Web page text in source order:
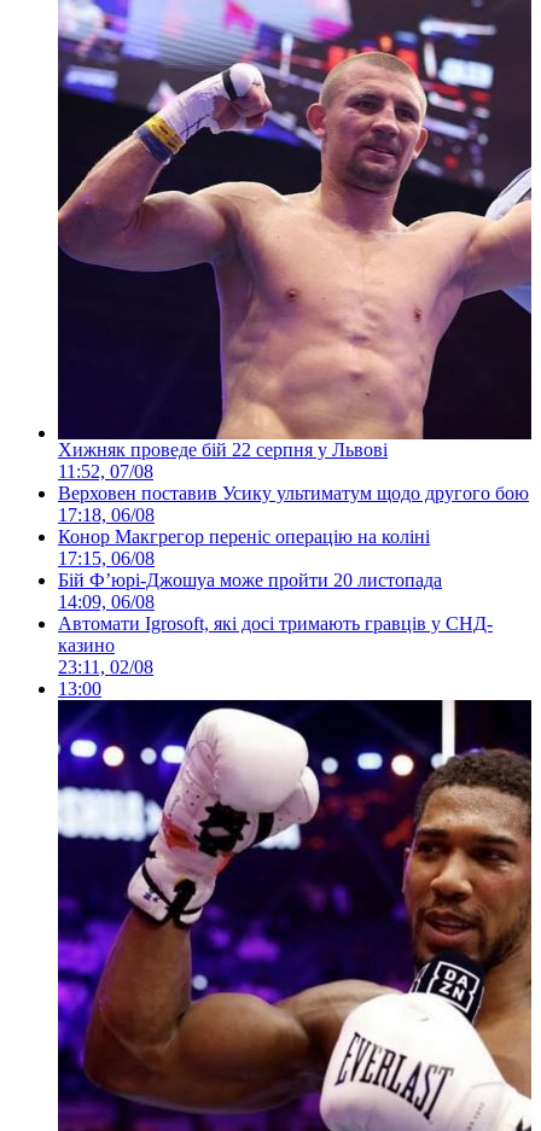
Хижняк проведе бій 22 серпня у Львові
11:52, 07/08
Верховен поставив Усику ультиматум щодо другого бою
17:18, 06/08
Конор Макгрегор переніс операцію на коліні
17:15, 06/08
Бій Ф’юрі-Джошуа може пройти 20 листопада
14:09, 06/08
Автомати Igrosoft, які досі тримають гравців у СНД-
казино
23:11, 02/08
13:00